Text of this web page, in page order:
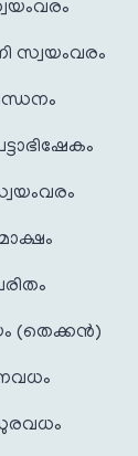
സ്വയംവരം
(തെക്കൻ)